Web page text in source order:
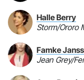
Halle Berry
Storm/Ororo
Famke
Jean Grey/